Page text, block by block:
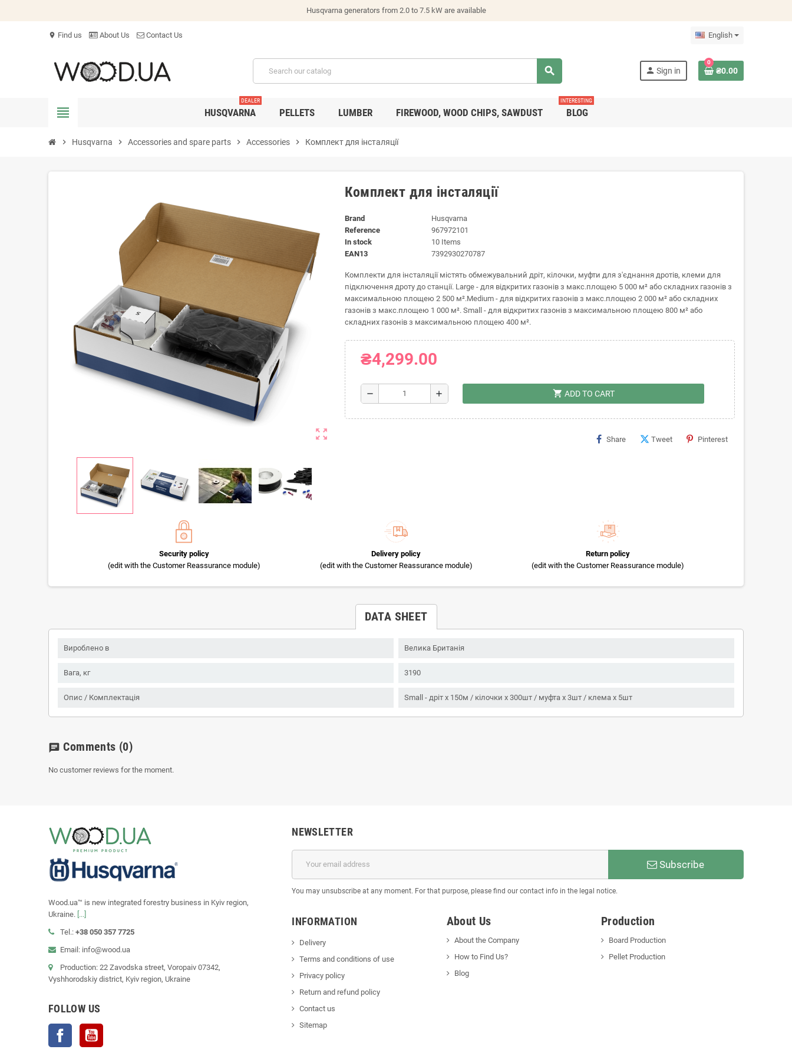
Husqvarna generators from 2.0 to 7.5 kW are available
location_on Find us About Us Contact Us English
search person Sign in
0
₴0.00
view_headline HUSQVARNA
DEALER
PELLETS LUMBER FIREWOOD, WOOD CHIPS, SAWDUST BLOG
INTERESTING
chevron_right Husqvarna chevron_right Accessories and spare parts chevron_right Accessories chevron_right Комплект для інсталяції
zoom_out_map
Комплект для інсталяції
Brand
Husqvarna
Reference
967972101
In stock
10 Items
EAN13
7392930270787
Комплекти для інсталяції містять обмежувальний дріт, кілочки, муфти для з'єднання дротів, клеми для
підключення дроту до станції. Large - для відкритих газонів з макс.площею 5 000 м² або складних газонів з
максимальною площею 2 500 м².Medium - для відкритих газонів з макс.площею 2 000 м² або складних
газонів з макс.площею 1 000 м². Small - для відкритих газонів з максимальною площею 800 м² або
складних газонів з максимальною площею 400 м².
₴4,299.00
remove add shopping_cart ADD TO CART
Share Tweet Pinterest
Security policy
(edit with the Customer Reassurance module)
Delivery policy
(edit with the Customer Reassurance module)
Return policy
(edit with the Customer Reassurance module)
DATA SHEET
Вироблено в Велика Британія
Вага, кг 3190
Опис / Комплектація Small - дріт x 150м / кілочки x 300шт / муфта x 3шт / клема x 5шт
chat Comments (0)
No customer reviews for the moment.
Wood.ua™ is new integrated forestry business in Kyiv region,
Ukraine. [...]
Tel.: +38 050 357 7725
Email: info@wood.ua
Production: 22 Zavodska street, Voropaiv 07342,
Vyshhorodskiy district, Kyiv region, Ukraine
FOLLOW US
Facebook
NEWSLETTER
Subscribe
You may unsubscribe at any moment. For that purpose, please find our contact info in the legal notice.
INFORMATION
Delivery
Terms and conditions of use
Privacy policy
Return and refund policy
Contact us
Sitemap
About Us
About the Company
How to Find Us?
Blog
Production
Board Production
Pellet Production